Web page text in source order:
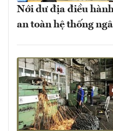
Nới dư địa điều
an toàn hệ thống